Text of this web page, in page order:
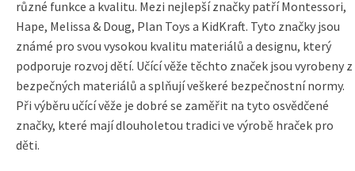
různé funkce a kvalitu. Mezi nejlepší značky patří Montessori,
Hape, Melissa & Doug, Plan Toys a KidKraft. Tyto značky jsou
známé pro svou vysokou kvalitu materiálů a designu, který
podporuje rozvoj dětí. Učící věže těchto značek jsou vyrobeny z
bezpečných materiálů a splňují veškeré bezpečnostní normy.
Při výběru učící věže je dobré se zaměřit na tyto osvědčené
značky, které mají dlouholetou tradici ve výrobě hraček pro
děti.